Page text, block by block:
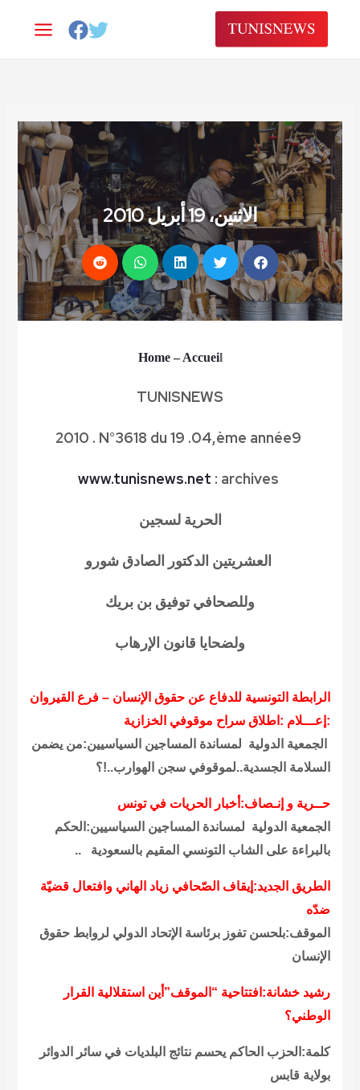
contenu
الاثنين، 19 أبريل 2010
Home– Accueil
TUNISNEWS
ème année
,
N°3618 du 19 .04
. 2010
archives
:
www.tunisnews.net
الحرية لسجين
العشريتين الدكتور الصادق شورو
وللصحافي توفيق بن بريك
ولضحايا قانون الإرهاب
الرابطة التونسية للدفاع عن حقوق الإنسان – فرع القيروان
:إعـــلام :اطلاق سراح موقوفي الخزازية
الجمعية الدولية لمساندة المساجين السياسيين:من يضمن
السلامة الجسدية..لموقوفي سجن الهوارب..!؟
حــرية و إنـصاف:أخبار الحريات في تونس
الجمعية الدولية لمساندة المساجين السياسيين:الحكم
بالبراءة على الشاب التونسي المقيم بالسعودية ..
الطريق الجديد:إيقاف الصّحافي زياد الهاني وافتعال قضيّة
ضدّه
الموقف:بلحسن تفوز برئاسة الإتحاد الدولي لروابط حقوق
الإنسان
رشيد خشانة:افتتاحية “الموقف”أين استقلالية القرار
الوطني؟
كلمة:الحزب الحاكم يحسم نتائج البلديات في سائر الدوائر
بولاية قابس